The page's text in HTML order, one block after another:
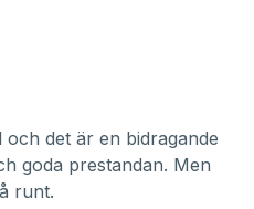
det är en bidragande
goda prestandan. Men
runt.